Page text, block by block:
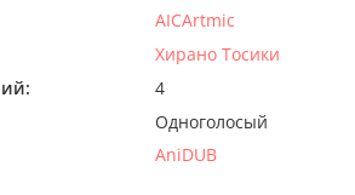
AICArtmic
Хирано Тосики
4
Одноголосый
AniDUB